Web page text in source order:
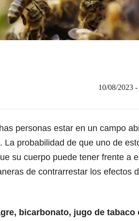
10/08/2023 -
personas estar en un campo
probabilidad de que uno de
su cuerpo puede tener frente a
de contrarrestar los efectos
bicarbonato, jugo de tabaco